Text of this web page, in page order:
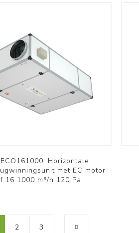
Schoolventilatie
Professioneel
Horizontale
met EC motor
16 1000 m³/h 120 Pa
2 3